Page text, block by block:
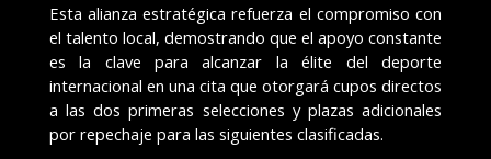
Esta alianza estratégica refuerza el compromiso con
el talento local, demostrando que el apoyo constante
es la clave para alcanzar la élite del deporte
internacional en una cita que otorgará cupos directos
a las dos primeras selecciones y plazas adicionales
por repechaje para las siguientes clasificadas.